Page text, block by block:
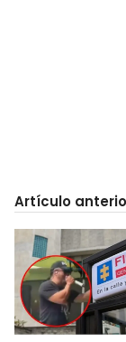
Artículo